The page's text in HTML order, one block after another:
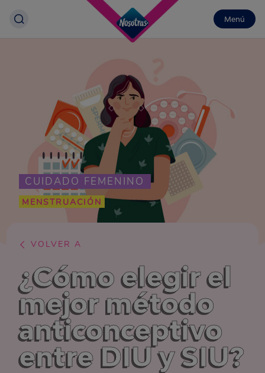
Menú
CUIDADO FEMENINO
MENSTRUACIÓN
VOLVER A
¿Cómo elegir el
mejor método
anticonceptivo
entre DIU y SIU?